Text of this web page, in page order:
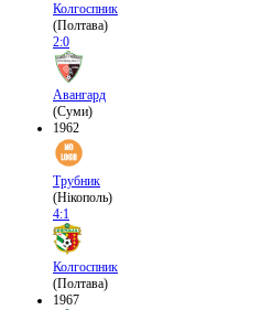
Колгоспник
(Полтава)
2:0
Авангард
(Суми)
1962
Трубник
(Нікополь)
4:1
Колгоспник
(Полтава)
1967